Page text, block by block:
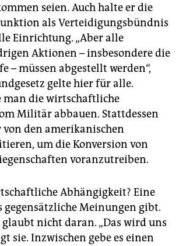
seien. Auch halte er die
als Verteidigungsbündnis
Einrichtung. „Aber alle
Aktionen – insbesondere die
– müssen abgestellt werden“,
gelte hier für alle.
man die wirtschaftliche
Militär abbauen. Stattdessen
den amerikanischen
um die Konversion von
voranzutreiben.
Abhängigkeit? Eine
gegensätzliche Meinungen gibt.
nicht daran. „Das wird uns
sie. Inzwischen gebe es einen